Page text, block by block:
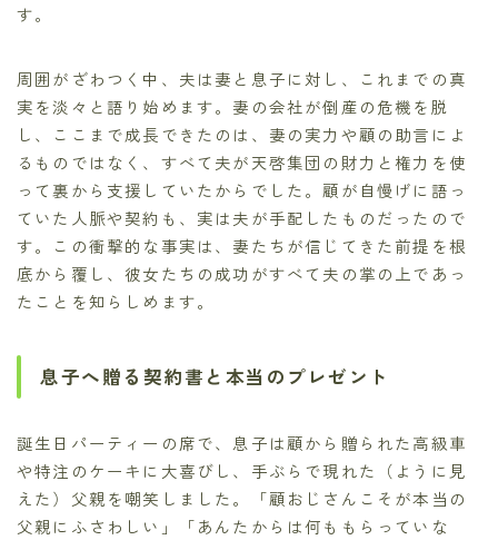
す。
周囲がざわつく中、夫は妻と息子に対し、これまでの真
実を淡々と語り始めます。妻の会社が倒産の危機を脱
し、ここまで成長できたのは、妻の実力や顧の助言によ
るものではなく、すべて夫が天啓集団の財力と権力を使
って裏から支援していたからでした。顧が自慢げに語っ
ていた人脈や契約も、実は夫が手配したものだったので
す。この衝撃的な事実は、妻たちが信じてきた前提を根
底から覆し、彼女たちの成功がすべて夫の掌の上であっ
たことを知らしめます。
息子へ贈る契約書と本当のプレゼント
誕生日パーティーの席で、息子は顧から贈られた高級車
や特注のケーキに大喜びし、手ぶらで現れた（ように見
えた）父親を嘲笑しました。「顧おじさんこそが本当の
父親にふさわしい」「あんたからは何ももらっていな